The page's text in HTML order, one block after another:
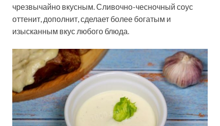
чрезвычайно вкусным. Сливочно-чесночный соус
оттенит, дополнит, сделает более богатым и
изысканным вкус любого блюда.